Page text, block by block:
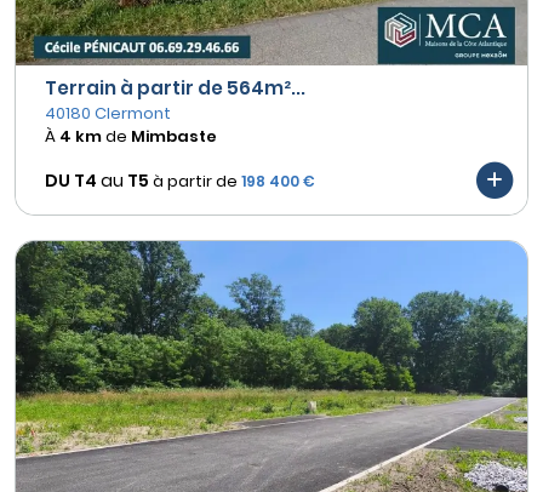
Terrain à partir de 564m²...
40180 Clermont
À 4 kmde Mimbaste
DU T4 au T5 à partir de 198 400 €